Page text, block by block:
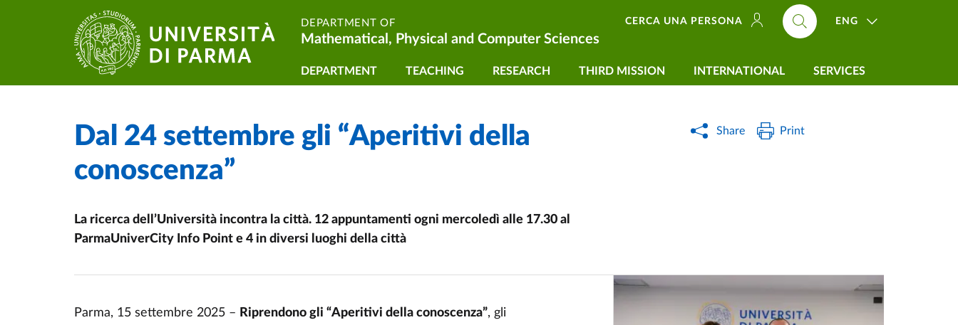
Skip to main content
DEPARTMENT OF
Mathematical, Physical and Computer Sciences
CERCA UNA PERSONA ENG
Navigazione principale
DEPARTMENT TEACHING RESEARCH THIRD MISSION INTERNATIONAL SERVICES
Home
Dal 24 settembre gli “Aperitivi della
conoscenza”
La ricerca dell’Università incontra la città. 12 appuntamenti ogni mercoledì alle 17.30 al
ParmaUniverCity Info Point e 4 in diversi luoghi della città
Share Print
Parma, 15 settembre 2025 – Riprendono gli “Aperitivi della conoscenza”, gli